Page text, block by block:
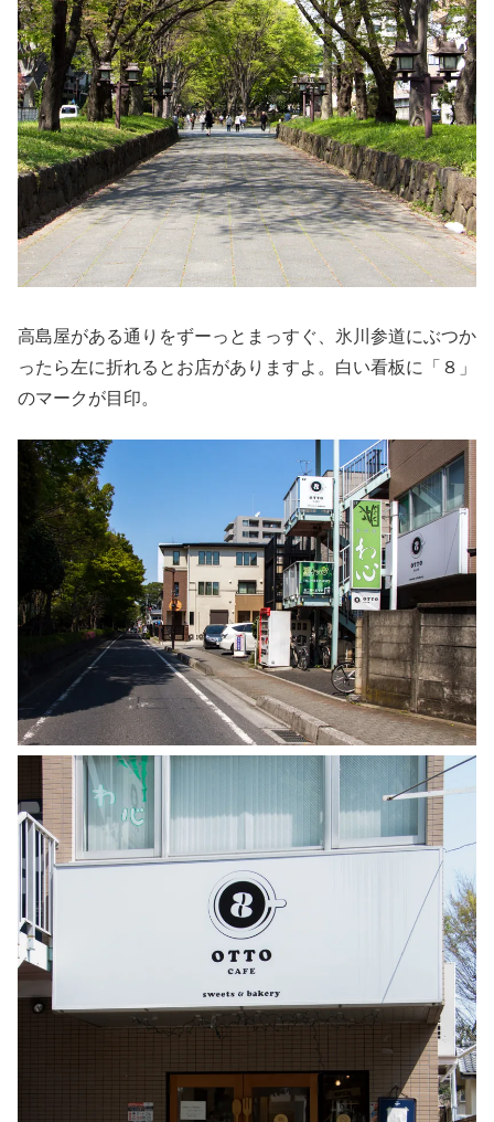
高島屋がある通りをずーっとまっすぐ、氷川参道にぶつか
ったら左に折れるとお店がありますよ。白い看板に「８」
のマークが目印。